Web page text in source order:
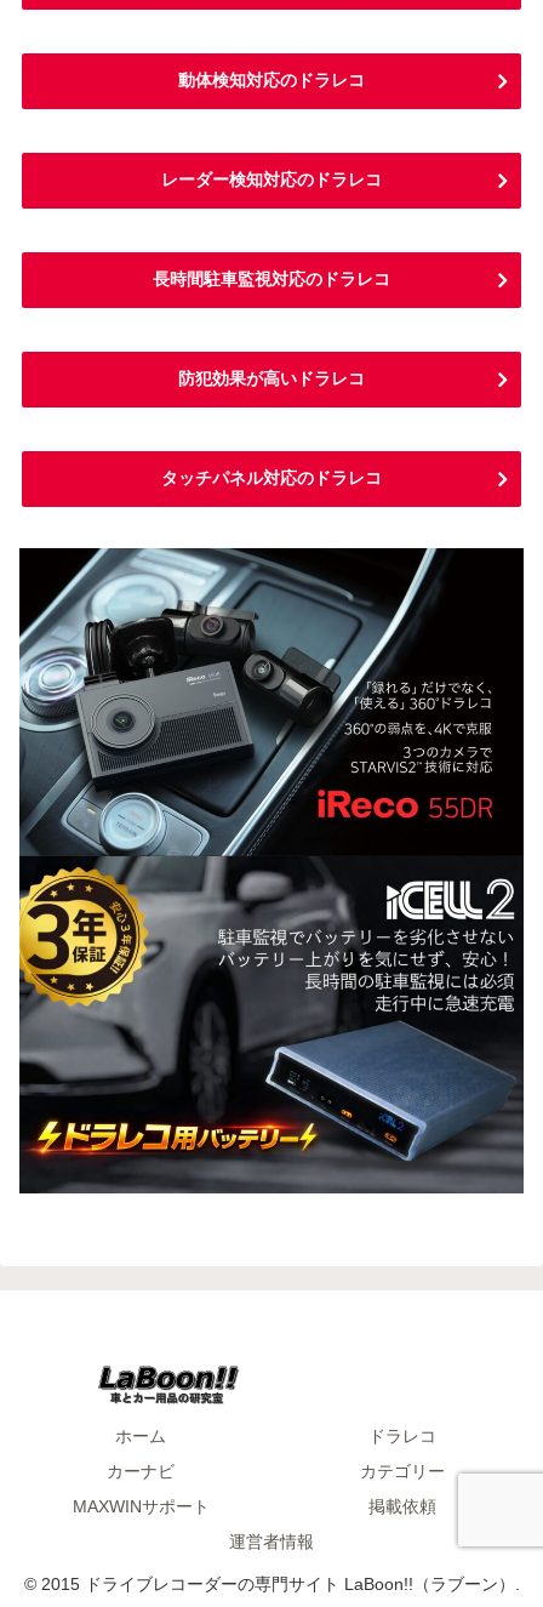
動体検知対応のドラレコ
レーダー検知対応のドラレコ
長時間駐車監視対応のドラレコ
防犯効果が高いドラレコ
タッチパネル対応のドラレコ
ホーム
ドラレコ
カーナビ
カテゴリー
MAXWINサポート
掲載依頼
運営者情報
© 2015 ドライブレコーダーの専門サイト LaBoon!!（ラブーン）.